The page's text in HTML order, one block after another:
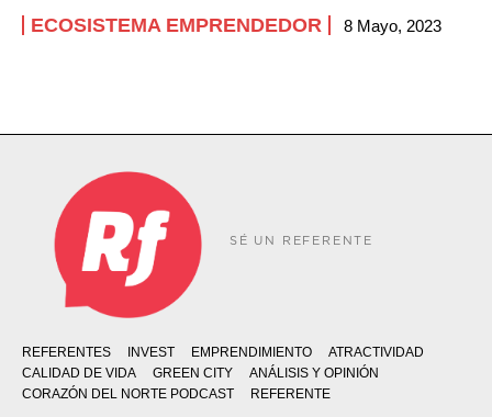
ECOSISTEMA EMPRENDEDOR 8 Mayo, 2023
SÉ UN REFERENTE
REFERENTES INVEST EMPRENDIMIENTO
ATRACTIVIDAD
CALIDAD DE VIDA
GREEN CITY
ANÁLISIS Y OPINIÓN
CORAZÓN DEL NORTE PODCAST
REFERENTE